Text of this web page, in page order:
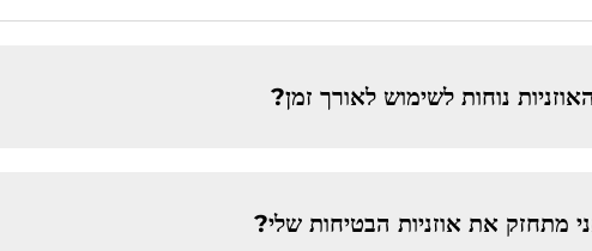
נוחות לשימוש לאורך זמן?
מתחזק את אוזניות הבטיחות שלי?